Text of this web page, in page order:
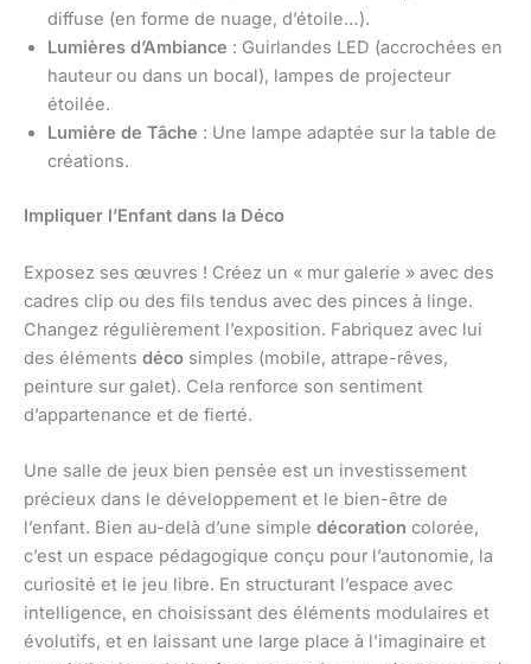
diffuse (en forme de nuage, d’étoile…).
Lumières d’Ambiance : Guirlandes LED (accrochées en
hauteur ou dans un bocal), lampes de projecteur
étoilée.
Lumière de Tâche : Une lampe adaptée sur la table de
créations.
Impliquer l’Enfant dans la Déco
Exposez ses œuvres ! Créez un « mur galerie » avec des
cadres clip ou des fils tendus avec des pinces à linge.
Changez régulièrement l’exposition. Fabriquez avec lui
des éléments déco simples (mobile, attrape-rêves,
peinture sur galet). Cela renforce son sentiment
d’appartenance et de fierté.
Une salle de jeux bien pensée est un investissement
précieux dans le développement et le bien-être de
l’enfant. Bien au-delà d’une simple décoration colorée,
c’est un espace pédagogique conçu pour l’autonomie, la
curiosité et le jeu libre. En structurant l’espace avec
intelligence, en choisissant des éléments modulaires et
évolutifs, et en laissant une large place à l’imaginaire et